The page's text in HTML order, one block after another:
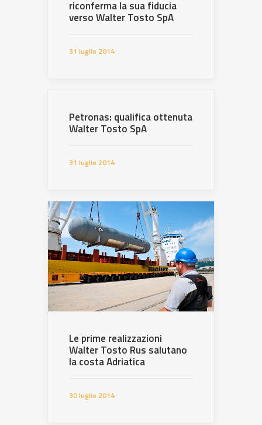
riconferma la sua fiducia
verso Walter Tosto SpA
31 luglio 2014
Petronas: qualifica ottenuta
Walter Tosto SpA
31 luglio 2014
Le prime realizzazioni
Walter Tosto Rus salutano
la costa Adriatica
30 luglio 2014